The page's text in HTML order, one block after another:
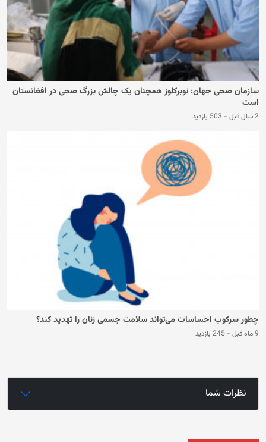
سازمان صحی جهان: توبرکلوز همچنان یک چالش بزرگ صحی در افغانستان
است
2 سال قبل - 503 بازدید
چطور سرکوب احساسات می‌تواند سلامت جسمی زنان را تهدید کند؟
9 ماه قبل - 245 بازدید
نظرات شما